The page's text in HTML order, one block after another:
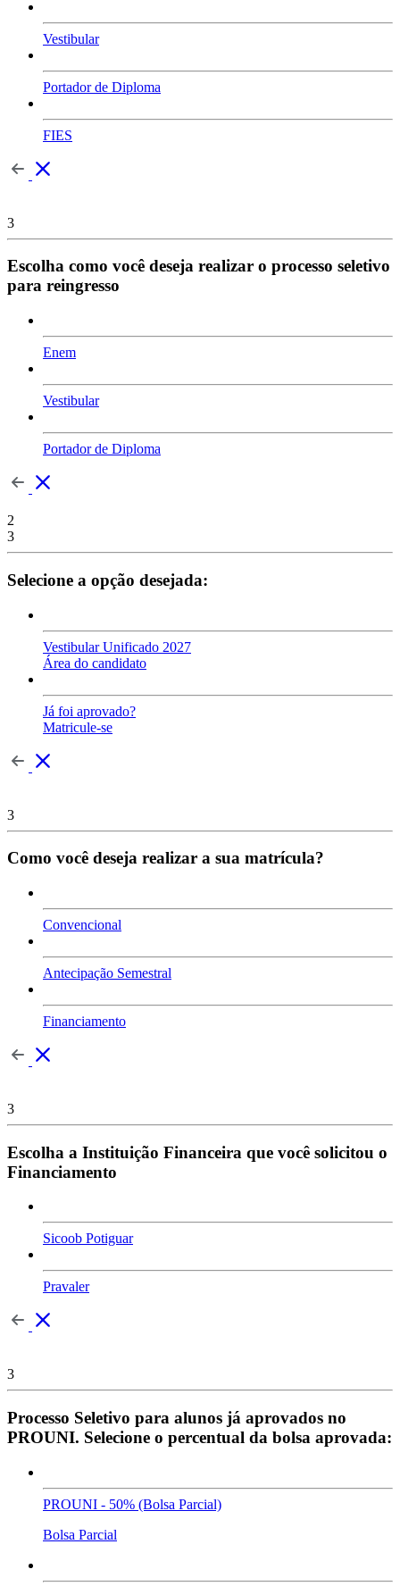
Vestibular
Portador de Diploma
FIES
3
Escolha como você deseja realizar o processo seletivo
para reingresso
Enem
Vestibular
Portador de Diploma
2
3
Selecione a opção desejada:
Vestibular Unificado 2027
Área do candidato
Já foi aprovado?
Matricule-se
3
Como você deseja realizar a sua matrícula?
Convencional
Antecipação Semestral
Financiamento
3
Escolha a Instituição Financeira que você solicitou o
Financiamento
Sicoob Potiguar
Pravaler
3
Processo Seletivo para alunos já aprovados no
PROUNI. Selecione o percentual da bolsa aprovada:
PROUNI - 50% (Bolsa Parcial)
Bolsa Parcial